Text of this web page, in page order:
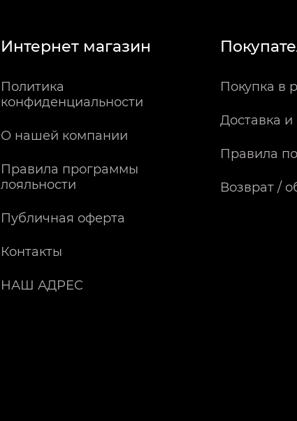
Интернет магазин
Политика
конфиденциальности
О нашей компании
Правила программы
лояльности
Публичная оферта
Контакты
НАШ АДРЕС
Покупка в
Доставка и
Правила
Возврат /